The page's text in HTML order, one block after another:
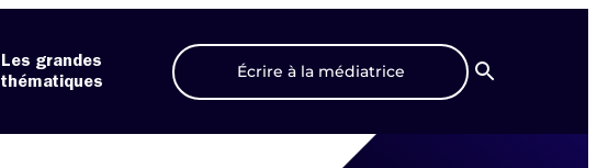
Les grandes
thématiques
Écrire à la médiatrice
Recherche